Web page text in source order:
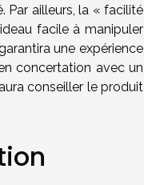
Par ailleurs, la « facilité
facile à manipuler
une expérience
concertation avec un
conseiller le produit